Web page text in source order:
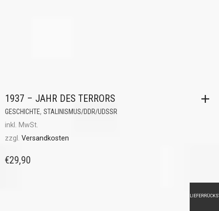
1937 – JAHR DES TERRORS
GESCHICHTE, STALINISMUS/DDR/UDSSR
inkl. MwSt.
zzgl. Versandkosten
€29,90